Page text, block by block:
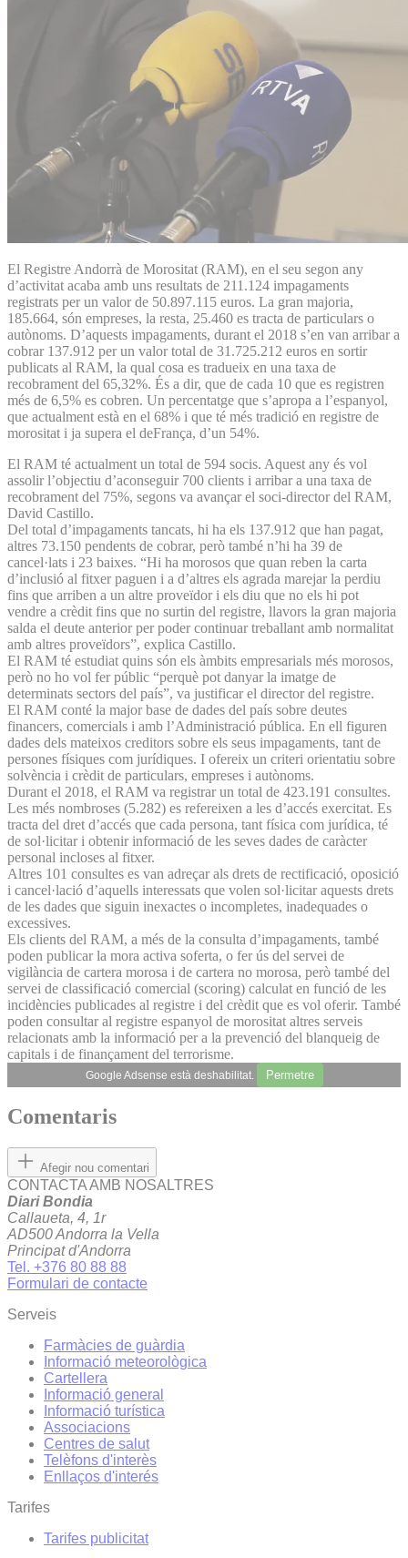
El Registre Andorrà de Morositat (RAM), en el seu segon any
d’activitat acaba amb uns resultats de 211.124 impagaments
registrats per un valor de 50.897.115 euros. La gran majoria,
185.664, són empreses, la resta, 25.460 es tracta de particulars o
autònoms. D’aquests impagaments, durant el 2018 s’en van arribar a
cobrar 137.912 per un valor total de 31.725.212 euros en sortir
publicats al RAM, la qual cosa es tradueix en una taxa de
recobrament del 65,32%. És a dir, que de cada 10 que es registren
més de 6,5% es cobren. Un percentatge que s’apropa a l’espanyol,
que actualment està en el 68% i que té més tradició en registre de
morositat i ja supera el deFrança, d’un 54%.
El RAM té actualment un total de 594 socis. Aquest any és vol
assolir l’objectiu d’aconseguir 700 clients i arribar a una taxa de
recobrament del 75%, segons va avançar el soci-director del RAM,
David Castillo.
Del total d’impagaments tancats, hi ha els 137.912 que han pagat,
altres 73.150 pendents de cobrar, però també n’hi ha 39 de
cancel·lats i 23 baixes. “Hi ha morosos que quan reben la carta
d’inclusió al fitxer paguen i a d’altres els agrada marejar la perdiu
fins que arriben a un altre proveïdor i els diu que no els hi pot
vendre a crèdit fins que no surtin del registre, llavors la gran majoria
salda el deute anterior per poder continuar treballant amb normalitat
amb altres proveïdors”, explica Castillo.
El RAM té estudiat quins són els àmbits empresarials més morosos,
però no ho vol fer públic “perquè pot danyar la imatge de
determinats sectors del país”, va justificar el director del registre.
El RAM conté la major base de dades del país sobre deutes
financers, comercials i amb l’Administració pública. En ell figuren
dades dels mateixos creditors sobre els seus impagaments, tant de
persones físiques com jurídiques. I ofereix un criteri orientatiu sobre
solvència i crèdit de particulars, empreses i autònoms.
Durant el 2018, el RAM va registrar un total de 423.191 consultes.
Les més nombroses (5.282) es refereixen a les d’accés exercitat. Es
tracta del dret d’accés que cada persona, tant física com jurídica, té
de sol·licitar i obtenir informació de les seves dades de caràcter
personal incloses al fitxer.
Altres 101 consultes es van adreçar als drets de rectificació, oposició
i cancel·lació d’aquells interessats que volen sol·licitar aquests drets
de les dades que siguin inexactes o incompletes, inadequades o
excessives.
Els clients del RAM, a més de la consulta d’impagaments, també
poden publicar la mora activa soferta, o fer ús del servei de
vigilància de cartera morosa i de cartera no morosa, però també del
servei de classificació comercial (scoring) calculat en funció de les
incidències publicades al registre i del crèdit que es vol oferir. També
poden consultar al registre espanyol de morositat altres serveis
relacionats amb la informació per a la prevenció del blanqueig de
capitals i de finançament del terrorisme.
Google Adsense està deshabilitat. Permetre
Comentaris
Afegir nou comentari
CONTACTA AMB NOSALTRES
Diari Bondia
Callaueta, 4, 1r
AD500 Andorra la Vella
Principat d'Andorra
Tel. +376 80 88 88
Formulari de contacte
Serveis
Farmàcies de guàrdia
Informació meteorològica
Cartellera
Informació general
Informació turística
Associacions
Centres de salut
Telèfons d'interès
Enllaços d'interés
Tarifes
Tarifes publicitat